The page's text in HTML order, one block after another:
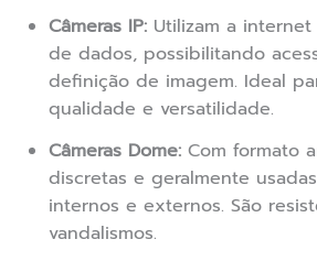
Câmeras IP: Utilizam a
de dados, possibilitando
definição de imagem. Ideal
qualidade e versatilidade.
Câmeras Dome: Com formato
discretas e geralmente
internos e externos. São
vandalismos.